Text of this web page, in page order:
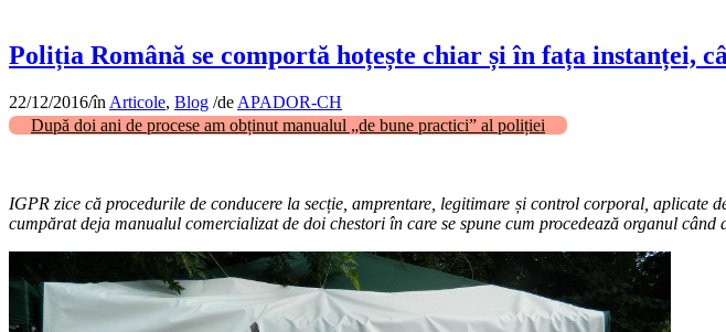
Poliția Română se comportă hoțește chiar și în fața instanței,
22/12/2016/în Articole, Blog /de APADOR-CH
După doi ani de procese am obținut manualul „de bune practici” al poliției
IGPR zice că procedurile de conducere la secție, amprentare, legitimare și control corporal, aplicate
cumpărat deja manualul comercializat de doi chestori în care se spune cum procedează organul când